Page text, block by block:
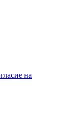
на